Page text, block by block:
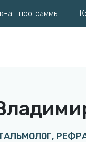
ап программы